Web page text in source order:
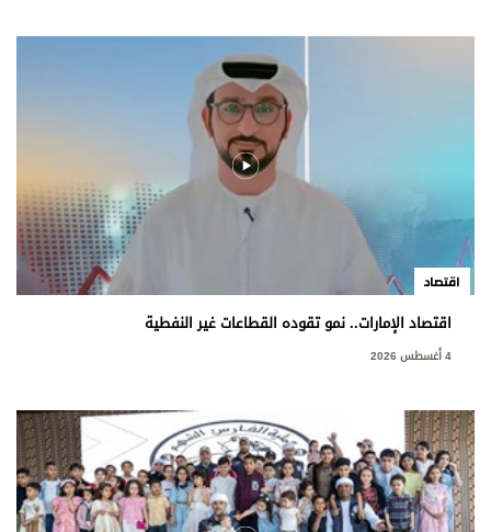
اقتصاد
اقتصاد الإمارات.. نمو تقوده القطاعات غير النفطية
4 أغسطس 2026